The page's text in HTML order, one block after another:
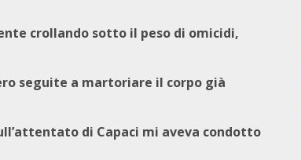
crollando sotto il peso di omicidi,
seguite a martoriare il corpo già
di Capaci mi aveva condotto